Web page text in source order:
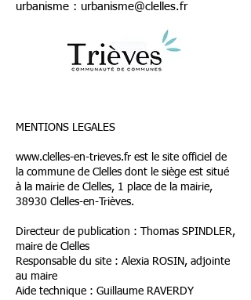
urbanisme : urbanisme@clelles.fr
MENTIONS LEGALES
www.clelles-en-trieves.fr est le site officiel de
la commune de Clelles dont le siège est situé
à la mairie de Clelles, 1 place de la mairie,
38930 Clelles-en-Trièves.
Directeur de publication : Thomas SPINDLER,
maire de Clelles
Responsable du site : Alexia ROSIN, adjointe
au maire
Aide technique : Guillaume RAVERDY